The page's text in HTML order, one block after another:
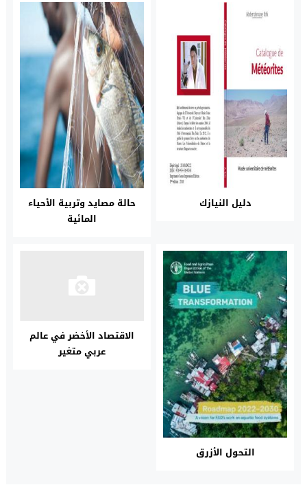
دليل النيازك
حالة مصايد وتربية الأحياء
المائية
التحول الأزرق
الاقتصاد الأخضر في عالم
عربي متغير